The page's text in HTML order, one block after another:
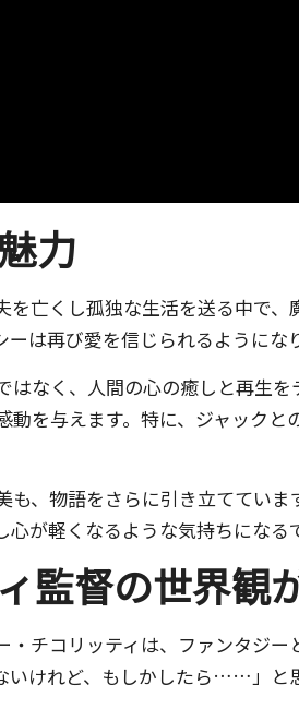
力
を亡くし孤独な生活を送る中で
は再び愛を信じられるようにな
なく、人間の心の癒しと再生
を与えます。特に、ジャック
、物語をさらに引き立ててい
が軽くなるような気持ちになる
監督の世界観
・チコリッティは、ファンタジ
けれど、もしかしたら……」と